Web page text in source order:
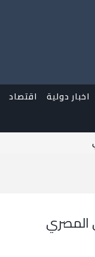
اخبار دولية اقتصاد
المصري